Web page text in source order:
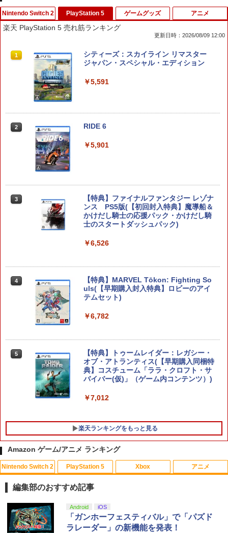
Nintendo Switch 2
1
フロム・ソフトウェア 【封入特典付】
【Switch2】ELDEN RING Tarnished E
リング タ-ニッシュエディション]
ch2版
ダービースタリオン2 【Switch2】 POT-
P-AB73A
4
コーエーテクモゲームス 【封入特典付】
【Switch2】進撃の巨人3 通常版 [POT-P
-ABA7A NSW2 シンゲキノキョジン 3 ツ
スーパーボンバーマン コレクション Nin
tendo Switch 2 Edition 日本限定版
PlayStation 5
楽天 PlayStation 5 売れ筋ランキング
更新日時：2026/08/09 12:00
1
シティーズ：スカイライン リマスター
ジャパン・スペシャル・エディション
￥5,591
2 RIDE 6
￥5,901
3
【特典】ファイナルファンタジー レゾナ
ンス PS5版(【初回封入特典】魔導船＆
かけだし騎士の応援パック・かけだし騎
士のスタートダッシュパック)
￥6,526
4
【特典】MARVEL Tōkon: Fighting So
uls(【早期購入封入特典】ロビーのアイ
テムセット)
￥6,782
5
【特典】トゥームレイダー：レガシー・
オブ・アトランティス(【早期購入同梱特
典】コスチューム「ララ・クロフト・サ
バイバー(仮)」（ゲーム内コンテンツ）)
￥7,012
楽天ランキングをもっと見る
ゲームグッズ
1
【即納可能】【新品】おそ松さん トッテ
ィエプロン★アニメ『第3期』決定☆ア
ウトレットSALE★
￥500
アニメ
1
【送料無料】劇場版「鬼滅の刃」無限城
編 第一章 猗窩座再来(通常版)【Blu-ra
y】/アニメーション[Blu-ray]【返品種別
￥4,400
Amazon ゲーム/アニメ ランキング
Nintendo Switch 2
1
スプラトゥーン レイダース|オンライン
コード版
PlayStation 5
1
PlayStation 5 デジタル・エディション
日本語専用 Console Language: Japan
ese only (CFI-2200B01)
Xbox
1
【純正品】Xbox ワイヤレス コントロー
ラー + USB-C® ケーブル
アニメ
1
劇場版「鬼滅の刃」無限城編 第一章 猗
窩座再来 通常版 [Blu-ray]
編集部のおすすめ記事
Android iOS
「ガンホーフェスティバル」で「パズド
ラレーダー」の新機能を発表！